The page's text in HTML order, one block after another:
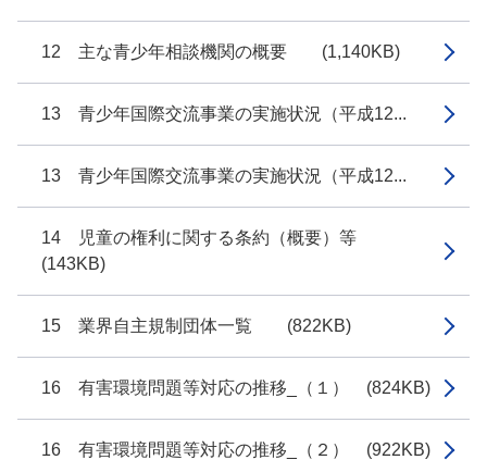
12 主な青少年相談機関の概要 (1,140KB)
13 青少年国際交流事業の実施状況（平成12...
13 青少年国際交流事業の実施状況（平成12...
14 児童の権利に関する条約（概要）等
(143KB)
15 業界自主規制団体一覧 (822KB)
16 有害環境問題等対応の推移_（１） (824KB)
16 有害環境問題等対応の推移_（２） (922KB)